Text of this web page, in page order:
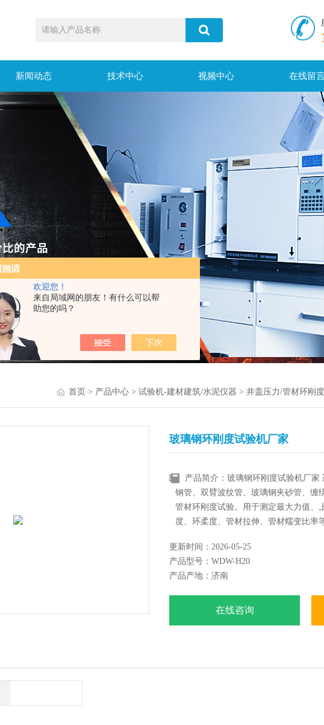
欢迎您！
来自局域网的朋友！有什么可以帮
助您的吗？
新闻动态 技术中心 视频中心 在线留
首页 > 产品中心> 试验机-建材建筑/水泥仪器 > 井盖压力/管材环刚
玻璃钢环刚度试验机厂家
产品简介：玻璃钢环刚度试验机厂
钢管、双臂波纹管、玻璃钢夹砂管、缠
管材环刚度试验。用于测定最大力值、
度、环柔度、管材拉伸、管材蠕变比率
器测量技术，避免了环刚度检测中的压
据的影响，可以更加准确的进行检测，
更新时间：2026-05-25
产品型号：WDW-H20
产品产地：济南
在线咨询